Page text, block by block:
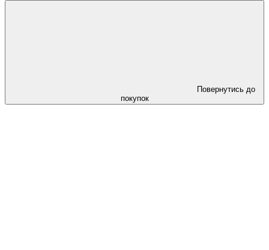
Повернутись до
покупок